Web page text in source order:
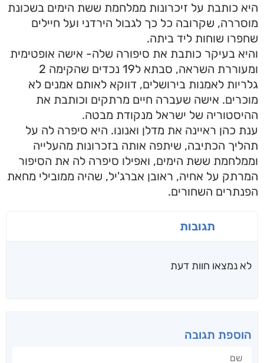
היא כותבת על זיכרונות ממלחמת ששת הימים בשכונת
מוסררה, שקרובה כל כך לגבול הירדני ועל חיילים
שחפרו שוחות ליד ביתה.
והיא בעיקר כותבת את סיפורה שלה- אישה אופטימית
ומעוררת השראה, סבתא ל19 נכדים שהקימה 2
גלריות לאמנות בירושלים, דווקא לאותם אמנים לא
מוכרים. אישה שעברה חיים מרתקים וכותבת את
ההיסטוריה של ישראל מנקודת מבטה.
ענת כהן ראיינה את מדלן ואנונו. היא סיפרה לה על
תהליך הכתיבה, שיתפה אותה בזכרונות מהעלייה
וממלחמת ששת הימים, ואפילו סיפרה לה את הסיפור
המרתק על אחיה, ראובן אברג'יל, שהיה ממובילי מחאת
הפנתרים השחורים.
תגובות
לא נמצאו חוות דעת
הוספת תגובה